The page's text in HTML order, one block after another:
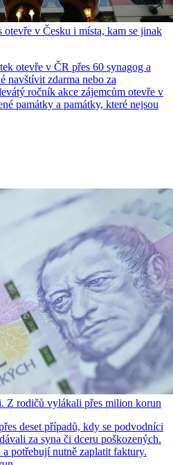
v Česku i místa, kam se jinak
otevře v ČR přes 60 synagog a
navštívit zdarma nebo za
ročník akce zájemcům otevře v
památky a památky, které nejsou
Z rodičů vylákali přes milion korun
deset případů, kdy se podvodníci
za syna či dceru poškozených.
potřebují nutně zaplatit faktury.